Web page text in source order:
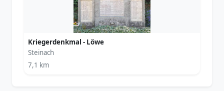
Kriegerdenkmal - Löwe
Steinach
7,1 km